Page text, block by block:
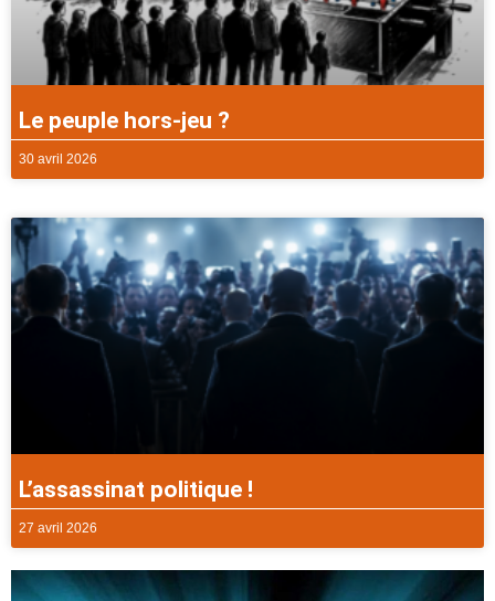
Le peuple hors-jeu ?
30 avril 2026
L’assassinat politique !
27 avril 2026